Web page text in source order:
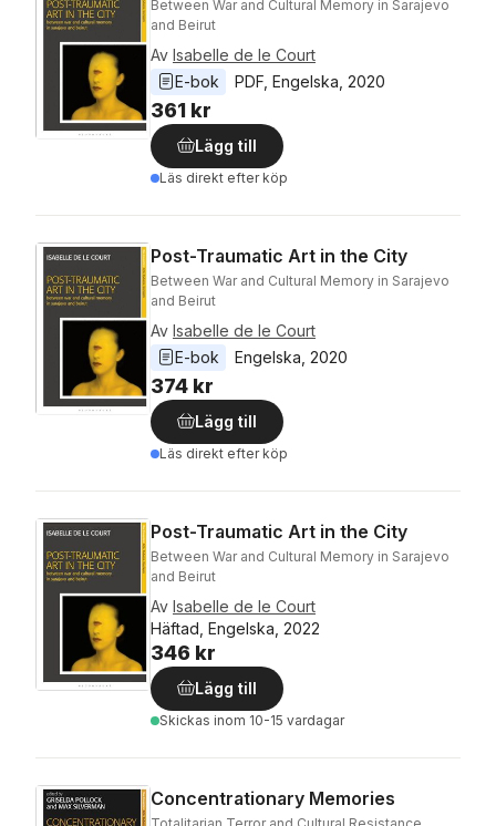
Between War and Cultural Memory in Sarajevo
and Beirut
Av Isabelle de le Court
E-bok
PDF Engelska 2020
361 kr
Lägg till
Läs direkt efter köp
Post-Traumatic Art in the City
Between War and Cultural Memory in Sarajevo
and Beirut
Av Isabelle de le Court
E-bok
Engelska 2020
374 kr
Lägg till
Läs direkt efter köp
Post-Traumatic Art in the City
Between War and Cultural Memory in Sarajevo
and Beirut
Av Isabelle de le Court
Häftad, Engelska, 2022
346 kr
Lägg till
Skickas inom 10-15 vardagar
Concentrationary Memories